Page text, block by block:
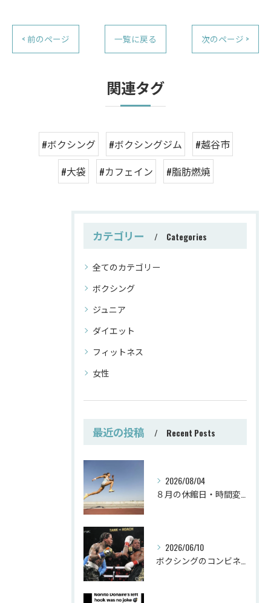
< 前のページ 一覧に戻る 次のページ >
関連タグ
#ボクシング #ボクシングジム
#越谷市
#大袋
#カフェイン #脂肪燃焼
カテゴリー Categories
全てのカテゴリー
ボクシング
ジュニア
ダイエット
フィットネス
女性
最近の投稿 Recent Posts
2026/08/04
2026/06/10